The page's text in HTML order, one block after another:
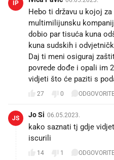
IP
Hebo ti državu u kojoj
multimilijunsku
dobio par tisuća kuna
kuna sudskih i
Daj ti meni osiguraj
povrede dođe i opali im
vidjeti što će paziti s
27 0
JS Jo Si 06.05.2023.
kako saznati tj gdje
iscurili
14 1